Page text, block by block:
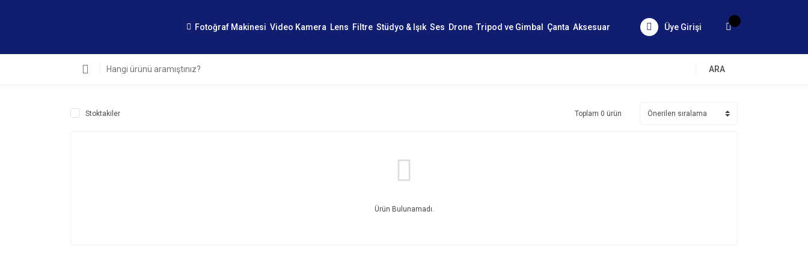
Fotoğraf Makinesi Video Kamera Lens Filtre Stüdyo & Işık Ses Drone Tripod ve Gimbal Çanta Aksesuar Üye Girişi
ARA
Stoktakiler Toplam 0 ürün
Ürün Bulunamadı.